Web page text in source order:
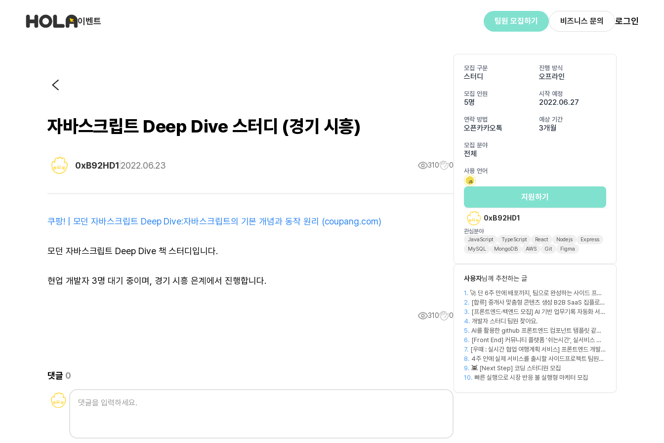
이벤트 팀원 모집하기 비즈니스 문의 로그인
자바스크립트 Deep Dive 스터디 (경기 시흥)
0xB92HD1 2022.06.23 310 0
쿠팡! | 모던 자바스크립트 Deep Dive:자바스크립트의 기본 개념과 동작 원리 (coupang.com)
모던 자바스크립트 Deep Dive 책 스터디입니다.
현업 개발자 3명 대기 중이며, 경기 시흥 은계에서 진행합니다.
310 0
댓글 0
모집 구분
스터디
진행 방식
오프라인
모집 인원
5명
시작 예정
2022.06.27
연락 방법
오픈카카오톡
예상 기간
3개월
모집 분야
전체
사용 언어
지원하기
0xB92HD1
관심분야
JavaScript TypeScript React Nodejs
Express
MySQL
MongoDB AWS Git Figma
사용자님께 추천하는 글
1. 🚀 단 6주 만에 배포까지, 팀으로 완성하는 사이드 프로
젝트 [스위프 웹 15기] 🚀
2. [합류] 중개사 맞춤형 콘텐츠 생성 B2B SaaS 집플로우
과 함께 하실 멤버를 모집합니다!
3. [프론트엔드·백엔드 모집] AI 기반 업무기록 자동화 서비
스 MVP 개발
4. 개발자 스터디 팀원 찾아요.
5. AI를 활용한 github 프론트엔드 컴포넌트 템플릿 같이
만드실분
6. [Front End] 커뮤니티 플랫폼 '쉬는시간', 실서비스 출
시 목표
7. [우때 : 실시간 협업 여행계획 서비스] 프론트엔드 개발자
팀원을 모집합니다
8. 4주 안에 실제 서비스를 출시할 사이드프로젝트 팀원을
모집합니다
9. 👾 [Next Step] 코딩 스터디원 모집
10. 빠른 실행으로 시장 반응 볼 실행형 마케터 모집